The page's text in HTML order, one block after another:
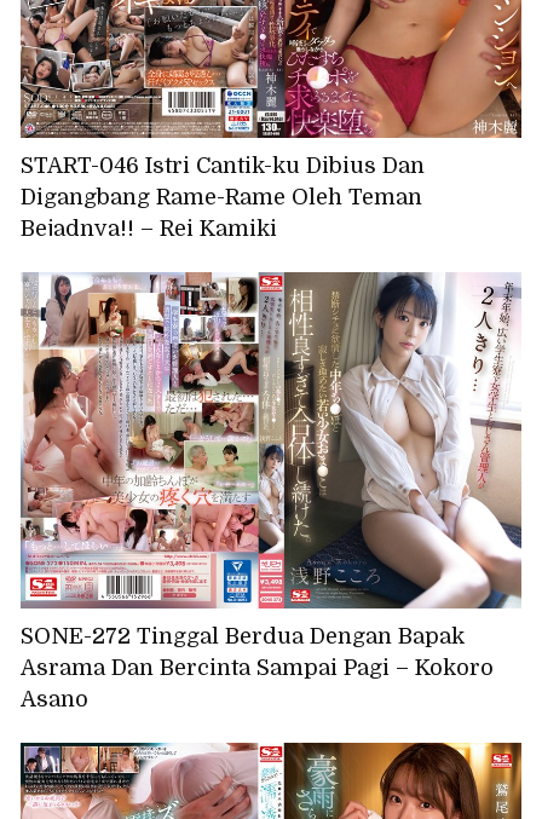
START-046 Istri Cantik-ku Dibius Dan
Digangbang Rame-Rame Oleh Teman
Bejadnya!! – Rei Kamiki
SONE-272 Tinggal Berdua Dengan Bapak
Asrama Dan Bercinta Sampai Pagi – Kokoro
Asano